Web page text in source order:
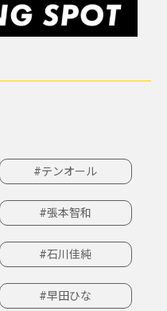
#テンオール
#張本智和
#石川佳純
#早田ひな